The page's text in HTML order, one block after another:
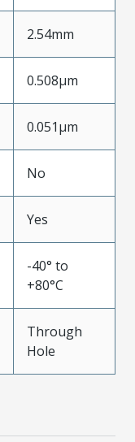
2.54mm
0.508µm
0.051µm
No
Yes
-40° to
+80°C
Through
Hole